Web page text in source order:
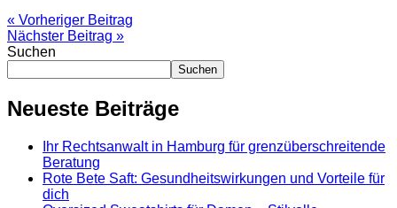
« Vorheriger Beitrag
Nächster Beitrag »
Suchen
Suchen
Neueste Beiträge
Ihr Rechtsanwalt in Hamburg für grenzüberschreitende
Beratung
Rote Bete Saft: Gesundheitswirkungen und Vorteile für
dich